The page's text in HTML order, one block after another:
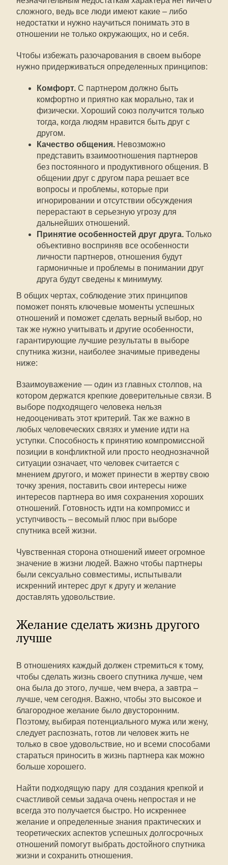
сложного, ведь все люди имеют какие – либо
недостатки и нужно научиться понимать это в
отношении не только окружающих, но и себя.
Чтобы избежать разочарования в своем выборе
нужно придерживаться определенных принципов:
Комфорт. С партнером должно быть
комфортно и приятно как морально, так и
физически. Хороший союз получится только
тогда, когда людям нравится быть друг с
другом.
Качество общения. Невозможно
представить взаимоотношения партнеров
без постоянного и продуктивного общения. В
общении друг с другом пара решает все
вопросы и проблемы, которые при
игнорировании и отсутствии обсуждения
перерастают в серьезную угрозу для
дальнейших отношений.
Принятие особенностей друг друга. Только
объективно восприняв все особенности
личности партнеров, отношения будут
гармоничные и проблемы в понимании друг
друга будут сведены к минимуму.
В общих чертах, соблюдение этих принципов
поможет понять ключевые моменты успешных
отношений и поможет сделать верный выбор, но
так же нужно учитывать и другие особенности,
гарантирующие лучшие результаты в выборе
спутника жизни, наиболее значимые приведены
ниже:
Взаимоуважение — один из главных столпов, на
котором держатся крепкие доверительные связи. В
выборе подходящего человека нельзя
недооценивать этот критерий. Так же важно в
любых человеческих связях и умение идти на
уступки. Способность к принятию компромиссной
позиции в конфликтной или просто неоднозначной
ситуации означает, что человек считается с
мнением другого, и может принести в жертву свою
точку зрения, поставить свои интересы ниже
интересов партнера во имя сохранения хороших
отношений. Готовность идти на компромисс и
уступчивость – весомый плюс при выборе
спутника всей жизни.
Чувственная сторона отношений имеет огромное
значение в жизни людей. Важно чтобы партнеры
были сексуально совместимы, испытывали
искренний интерес друг к другу и желание
доставлять удовольствие.
Желание сделать жизнь другого
лучше
В отношениях каждый должен стремиться к тому,
чтобы сделать жизнь своего спутника лучше, чем
она была до этого, лучше, чем вчера, а завтра –
лучше, чем сегодня. Важно, чтобы это высокое и
благородное желание было двусторонним.
Поэтому, выбирая потенциального мужа или жену,
следует распознать, готов ли человек жить не
только в свое удовольствие, но и всеми способами
стараться приносить в жизнь партнера как можно
больше хорошего.
Найти подходящую пару для создания крепкой и
счастливой семьи задача очень непростая и не
всегда это получается быстро. Но искреннее
желание и определенные знания практических и
теоретических аспектов успешных долгосрочных
отношений помогут выбрать достойного спутника
жизни и сохранить отношения.